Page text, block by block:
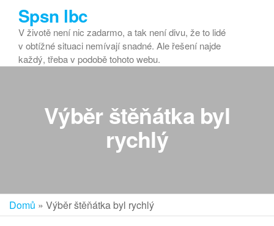
Přeskočit
obsah
Spsn lbc
V životě není nic zadarmo, a tak není divu, že to lidé
v obtížné situaci nemívají snadné. Ale řešení najde
každý, třeba v podobě tohoto webu.
Výběr štěňátka byl
rychlý
Domů » Výběr štěňátka byl rychlý